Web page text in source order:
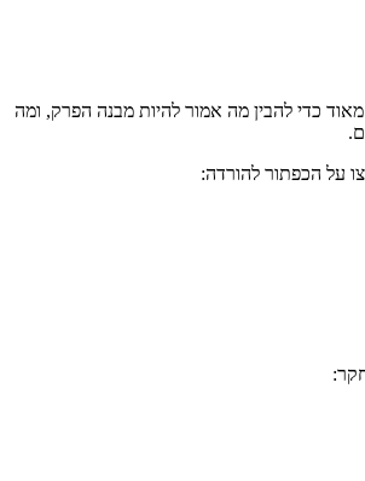
כדי להבין מה אמור להיות מבנה הפרק, ומה